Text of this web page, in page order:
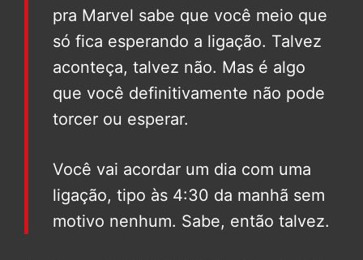
pra Marvel sabe que você meio que
só fica esperando a ligação. Talvez
aconteça, talvez não. Mas é algo
que você definitivamente não pode
torcer ou esperar.
Você vai acordar um dia com uma
ligação, tipo às 4:30 da manhã sem
motivo nenhum. Sabe, então talvez.